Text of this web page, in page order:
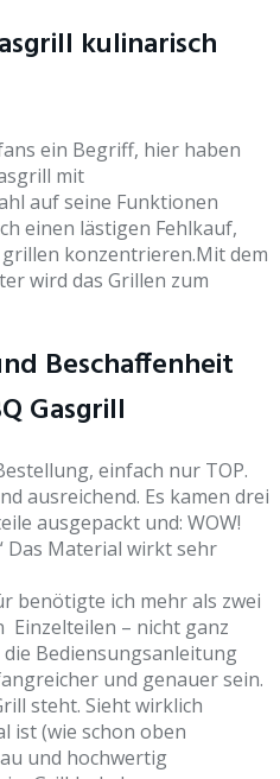
kulinarisch
ein Begriff, hier haben
mit
auf seine Funktionen
einen lästigen Fehlkauf,
konzentrieren.Mit dem
wird das Grillen zum
Beschaffenheit
Gasgrill
einfach nur TOP.
ausreichend. Es kamen drei
ausgepackt und: WOW!
Das Material wirkt sehr
benötigte ich mehr als zwei
Einzelteilen – nicht ganz
Bediensungsanleitung
und genauer sein.
steht. Sieht wirklich
ist (wie schon oben
und hochwertig